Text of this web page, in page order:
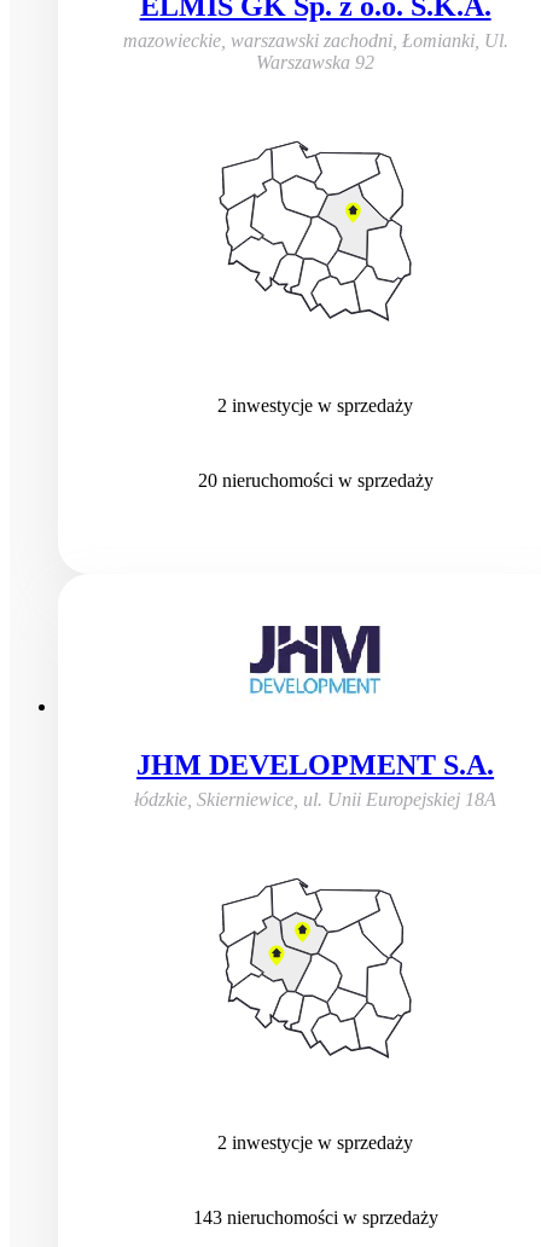
mazowieckie, warszawski zachodni, Łomianki, Ul.
Warszawska 92
2 inwestycje w sprzedaży
20 nieruchomości w sprzedaży
JHM DEVELOPMENT S.A.
łódzkie, Skierniewice ul. Unii Europejskiej 18A
2 inwestycje w sprzedaży
143 nieruchomościw sprzedaży